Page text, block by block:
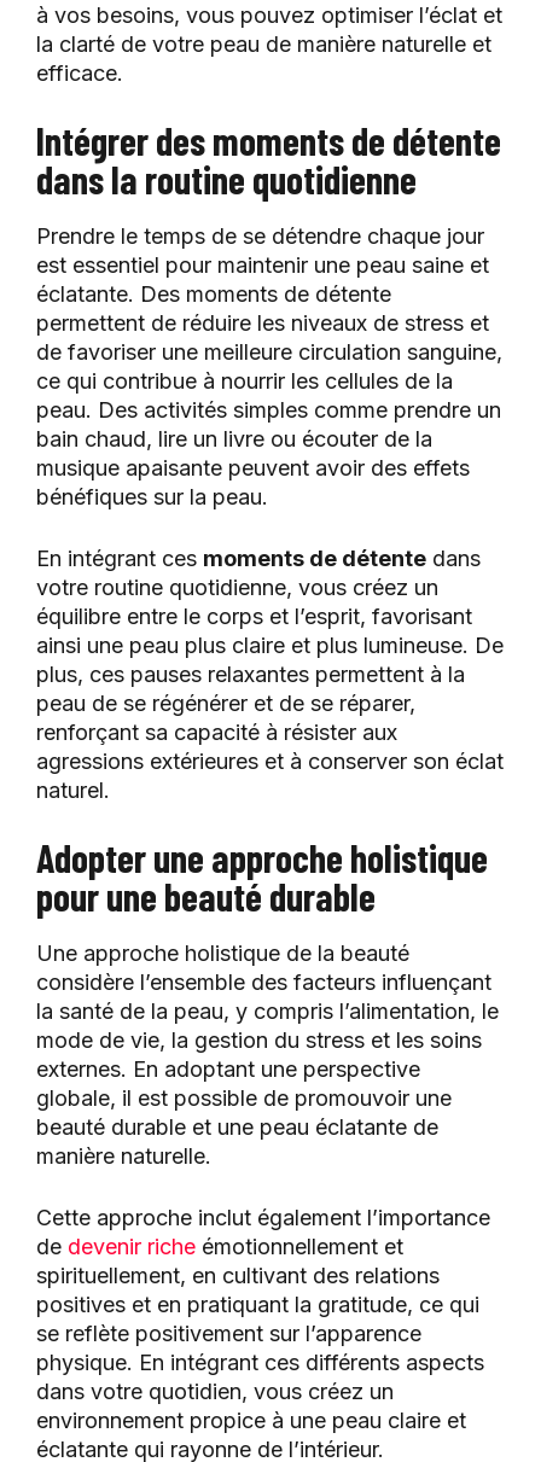
à vos besoins, vous pouvez optimiser l’éclat et
la clarté de votre peau de manière naturelle et
efficace.
Intégrer des moments de détente
dans la routine quotidienne
Prendre le temps de se détendre chaque jour
est essentiel pour maintenir une peau saine et
éclatante. Des moments de détente
permettent de réduire les niveaux de stress et
de favoriser une meilleure circulation sanguine,
ce qui contribue à nourrir les cellules de la
peau. Des activités simples comme prendre un
bain chaud, lire un livre ou écouter de la
musique apaisante peuvent avoir des effets
bénéfiques sur la peau.
En intégrant ces moments de détente dans
votre routine quotidienne, vous créez un
équilibre entre le corps et l’esprit, favorisant
ainsi une peau plus claire et plus lumineuse. De
plus, ces pauses relaxantes permettent à la
peau de se régénérer et de se réparer,
renforçant sa capacité à résister aux
agressions extérieures et à conserver son éclat
naturel.
Adopter une approche holistique
pour une beauté durable
Une approche holistique de la beauté
considère l’ensemble des facteurs influençant
la santé de la peau, y compris l’alimentation, le
mode de vie, la gestion du stress et les soins
externes. En adoptant une perspective
globale, il est possible de promouvoir une
beauté durable et une peau éclatante de
manière naturelle.
Cette approche inclut également l’importance
de devenir riche émotionnellement et
spirituellement, en cultivant des relations
positives et en pratiquant la gratitude, ce qui
se reflète positivement sur l’apparence
physique. En intégrant ces différents aspects
dans votre quotidien, vous créez un
environnement propice à une peau claire et
éclatante qui rayonne de l’intérieur.